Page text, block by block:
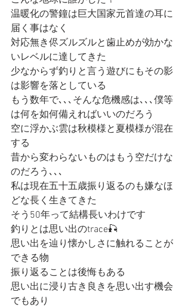
温暖化の警鐘は巨大国家元首達の耳に
届く事はなく
対応無き侭ズルズルと歯止めが効かな
いレベルに達してきた
少なからず釣りと言う遊びにもその影
は影響を落としている
もう数年で､､､そんな危機感は､､､僕等
は何を如何備えればいいのだろう
空に浮かぶ雲は秋模様と夏模様が混在
する
昔から変わらないものはもう空だけな
のだろう､､､
私は現在五十五歳振り返るのも嫌なほ
どな長く生きてきた
そう50年って結構長いわけです
釣りとは思い出のtrace🎣
思い出を辿り懐かしさに触れることが
できる物
振り返ることは後悔もある
思い出に浸り古き良きを思い出す機会
でもあり